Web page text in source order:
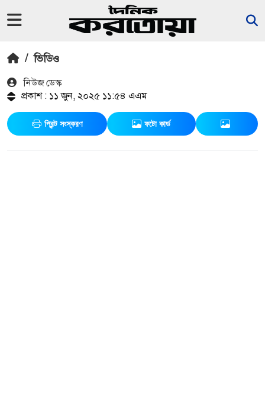
/ ভিডিও
নিউজ ডেস্ক
প্রকাশ : ১১ জুন, ২০২৫ ১১:৫৪ এএম
প্রিন্ট সংস্করণ ফটো কার্ড